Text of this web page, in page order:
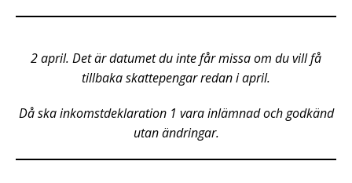
2 april. Det är datumet du inte får missa om du vill få
tillbaka skattepengar redan i april.
Då ska inkomstdeklaration 1 vara inlämnad och godkänd
utan ändringar.